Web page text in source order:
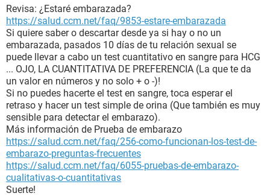
Revisa: ¿Estaré embarazada?
https://salud.ccm.net/faq/9853-estare-embarazada
Si quiere saber o descartar desde ya si hay o no un
embarazada, pasados 10 días de tu relación sexual se
puede llevar a cabo un test cuantitativo en sangre para HCG
... OJO, LA CUANTITATIVA DE PREFERENCIA (La que te da
un valor en números y no solo + o -)!
Si no puedes hacerte el test en sangre, toca esperar el
retraso y hacer un test simple de orina (Que también es muy
sensible para detectar el embarazo).
Más información de Prueba de embarazo
https://salud.ccm.net/faq/256-como-funcionan-los-test-de-
embarazo-preguntas-frecuentes
https://salud.ccm.net/faq/6055-pruebas-de-embarazo-
cualitativas-o-cuantitativas
Suerte!